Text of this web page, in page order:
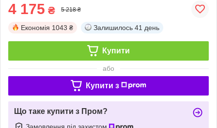
4 175 ₴ 5 218 ₴
Економія 1043 ₴ Залишилось 41 день
Купити
або
Купити з
Що таке купити з Пром?
Замовлення під захистом